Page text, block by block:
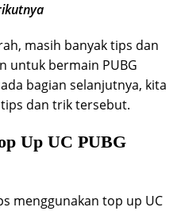
masih banyak tips dan
untuk bermain PUBG
bagian selanjutnya, kita
dan trik tersebut.
Up UC PUBG
menggunakan top up UC